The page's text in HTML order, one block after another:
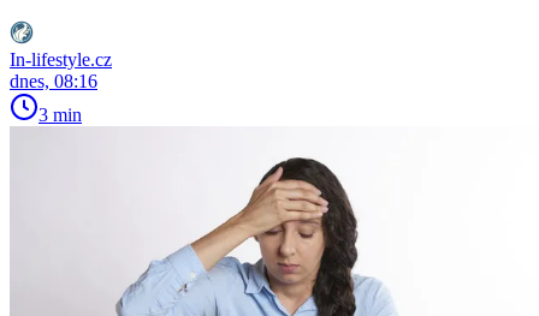
In-lifestyle.cz
dnes, 08:16
3 min